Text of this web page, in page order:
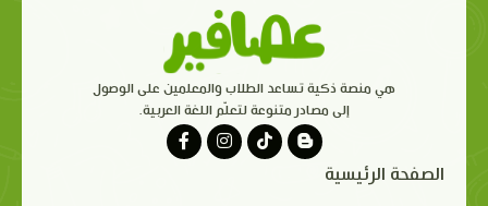
هي منصة ذكية تساعد الطلاب والمعلمين على الوصول
إلى مصادر متنوعة لتعلّم اللغة العربية.
الصفحة الرئيسية